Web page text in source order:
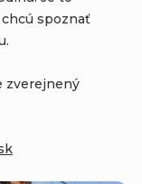
spoznať
zverejnený